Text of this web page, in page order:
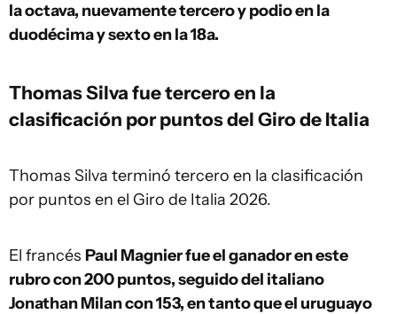
la octava, nuevamente tercero y podio en la
duodécima y sexto en la 18a.
Thomas Silva fue tercero en la
clasificación por puntos del Giro de Italia
Thomas Silva terminó tercero en la clasificación
por puntos en el Giro de Italia 2026.
El francés Paul Magnier fue el ganador en este
rubro con 200 puntos, seguido del italiano
Jonathan Milan con 153, en tanto que el uruguayo